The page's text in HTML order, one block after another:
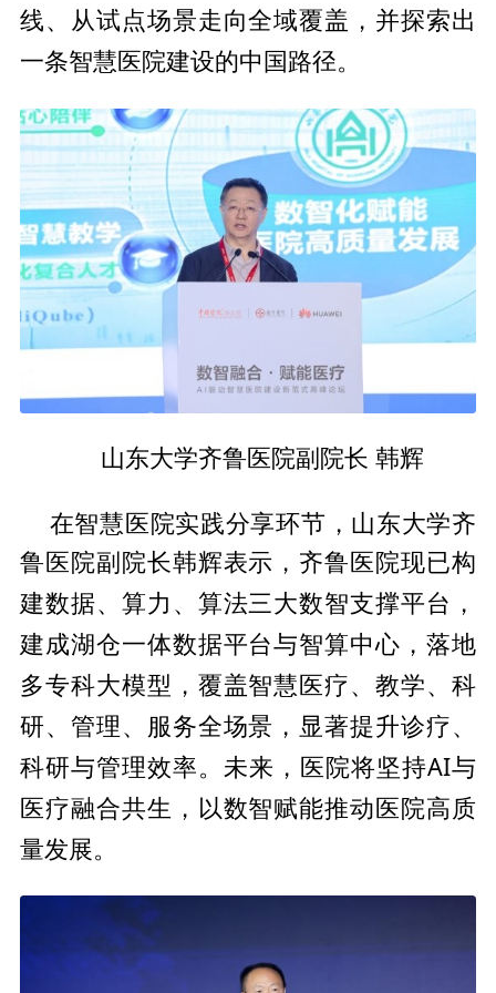
线、从试点场景走向全域覆盖，并探索出
一条智慧医院建设的中国路径。
山东大学齐鲁医院副院长 韩辉
在智慧医院实践分享环节，山东大学齐
鲁医院副院长韩辉表示，齐鲁医院现已构
建数据、算力、算法三大数智支撑平台，
建成湖仓一体数据平台与智算中心，落地
多专科大模型，覆盖智慧医疗、教学、科
研、管理、服务全场景，显著提升诊疗、
科研与管理效率。未来，医院将坚持AI与
医疗融合共生，以数智赋能推动医院高质
量发展。